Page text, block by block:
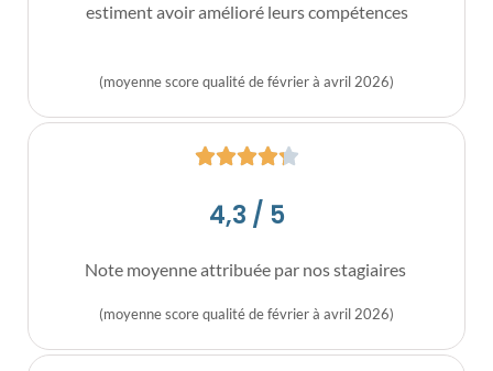
estiment avoir amélioré leurs compétences
(moyenne score qualité de février à avril 2026)
4,3 / 5
Note moyenne attribuée par nos stagiaires
(moyenne score qualité de février à avril 2026)